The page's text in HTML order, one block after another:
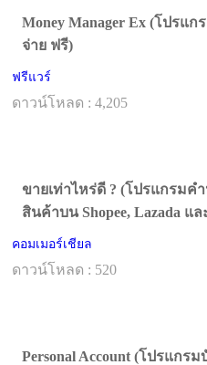
Money Manager Ex (โปรแก
จ่าย ฟรี)
ฟรีแวร์
ดาวน์โหลด : 4,205
ขายเท่าไหร่ดี ? (โปรแกรม
สินค้าบน Shopee, Lazada แ
คอมเมอร์เชียล
ดาวน์โหลด : 520
Personal Account (โปรแก